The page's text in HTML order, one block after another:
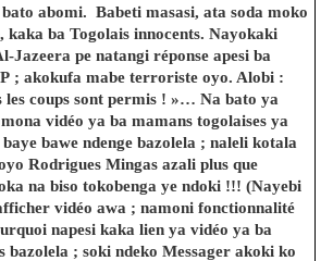
abomi. Babeti masasi, ata soda moko
kaka ba Togolais innocents. Nayokaki
Jazeera pe natangi réponse apesi ba
; akokufa mabe terroriste oyo. Alobi :
les coups sont permis ! »… Na bato ya
vidéo ya ba mamans togolaises ya
bawe ndenge bazolela ; naleli kotala
Rodrigues Mingas azali plus que
na biso tokobenga ye ndoki !!! (Nayebi
vidéo awa ; namoni fonctionnalité
napesi kaka lien ya vidéo ya ba
bazolela ; soki ndeko Messager akoki ko